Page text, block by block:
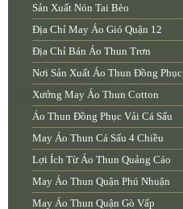
Sản Xuất Nón Tai Bèo
Địa Chỉ May Áo Gió Quận 12
Địa Chỉ Bán Áo Thun Trơn
Nơi Sản Xuất Áo Thun Đồng Phục
Xưởng May Áo Thun Cotton
Áo Thun Đồng Phục Vải Cá Sấu
May Áo Thun Cá Sấu 4 Chiều
Lợi Ích Từ Áo Thun Quảng Cáo
May Áo Thun Quận Phú Nhuận
May Áo Thun Quận Gò Vấp